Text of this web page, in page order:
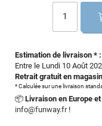
Estimation de livraison *
Entre le Lundi 10 Août
Retrait gratuit en magasin
* Calculée sur une livraison
📦 Livraison en Europe
info@funway.fr!